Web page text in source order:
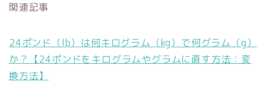
関連記事
24ポンド（lb）は何キログラム（kg）で何グラム（g）
か？【24ポンドをキログラムやグラムに直す方法：変
換方法】